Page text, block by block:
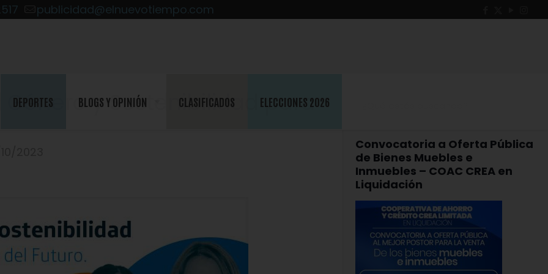
publicidad@elnuevotiempo.com
DEPORTES BLOGS Y OPINIÓN CLASIFICADOS ELECCIONES 2026
y Sostenibilidad para
Convocatoria a Oferta Pública
de Bienes Muebles e
Inmuebles – COAC CREA en
Liquidación